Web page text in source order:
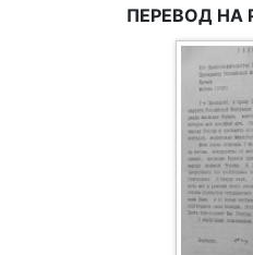
ПЕРЕВОД НА